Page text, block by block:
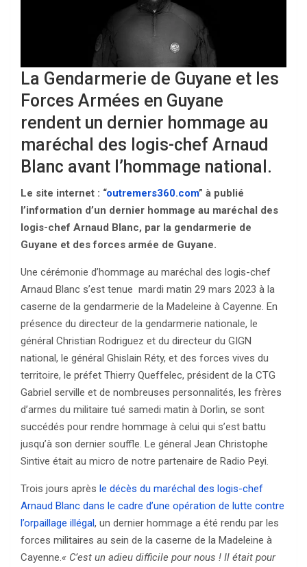
La Gendarmerie de Guyane et les
Forces Armées en Guyane
rendent un dernier hommage au
maréchal des logis-chef Arnaud
Blanc avant l’hommage national.
Le site internet : “outremers360.com” à publié
l’information d’un dernier hommage au maréchal des
logis-chef Arnaud Blanc, par la gendarmerie de
Guyane et des forces armée de Guyane.
Une cérémonie d’hommage au maréchal des logis-chef
Arnaud Blanc s’est tenue mardi matin 29 mars 2023 à la
caserne de la gendarmerie de la Madeleine à Cayenne. En
présence du directeur de la gendarmerie nationale, le
général Christian Rodriguez et du directeur du GIGN
national, le général Ghislain Réty, et des forces vives du
territoire, le préfet Thierry Queffelec, président de la CTG
Gabriel serville et de nombreuses personnalités, les frères
d’armes du militaire tué samedi matin à Dorlin, se sont
succédés pour rendre hommage à celui qui s’est battu
jusqu’à son dernier souffle. Le géneral Jean Christophe
Sintive était au micro de notre partenaire de Radio Peyi.
Trois jours après le décès du maréchal des logis-chef
Arnaud Blanc dans le cadre d’une opération de lutte contre
l’orpaillage illégal, un dernier hommage a été rendu par les
forces militaires au sein de la caserne de la Madeleine à
Cayenne. « C’est un adieu difficile pour nous ! Il était pour